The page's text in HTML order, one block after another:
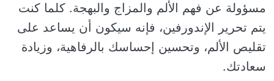
مسؤولة عن فهم الألم والمزاج والبهجة. كلما كنت
يتم تحرير الإندورفين، فإنه سيكون أن يساعد على
تقليص الألم، وتحسين إحساسك بالرفاهية، وزيادة
سعادتك.